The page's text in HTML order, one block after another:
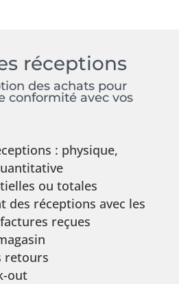
réceptions
des achats pour
conformité avec vos
: physique,
ou totales
des réceptions avec les
reçues
retours
out